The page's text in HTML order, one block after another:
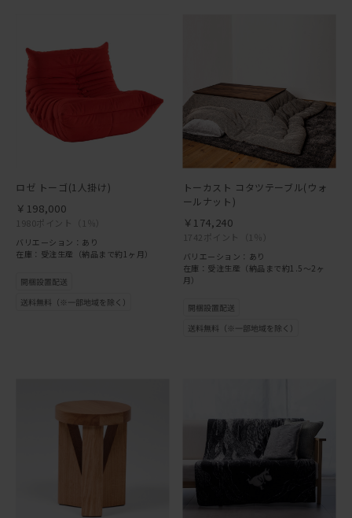
ロゼ トーゴ(1人掛け)
1980ポイント （1％）
￥198,000
バリエーション：あり
在庫：受注生産（納品まで約1ヶ月）
トーカスト コタツテーブル(ウォ
ールナット)
1742ポイント （1％）
￥174,240
バリエーション：あり
在庫：受注生産（納品まで約1.5～2ヶ
月）